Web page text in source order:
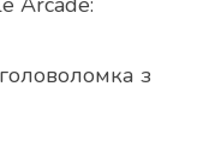
з